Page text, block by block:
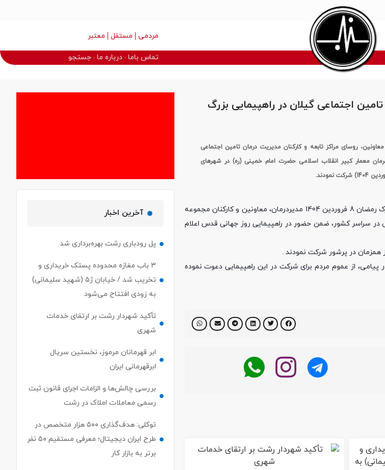
مردمی مستقل معتبر
تماس باما درباره ما جستجو
اجتماعی گیلان در راهپیمایی بزرگ
روسای مراکز تابعه و کارکنان مدیریت درمان تامین اجتماعی
معمار کبیر انقلاب اسلامی حضرت امام خمینی (ره) در شهرهای
به نقل از روابط عمومی مدیریت درمان تامین اجتماعی گیلان در آخرین جمعه ماه مبارک رمضان 8 فروردین 1404 مدیردرمان، معاونین و کارکنان مجموعه
سراسر کشور، ضمن حضور در راهپیمایی روز جهانی قدس اعلام
همزمان در پرشور شرکت نمودند .
از عموم مردم برای شرکت در این راهپیمایی دعوت نموده
آخرین اخبار
پل رودباری رشت بهره‌برداری شد
۳ باب مغازه محدوده پستک خریداری و
تخریب شد / خیابان ژ۵ (شهید سلیمانی)
به زودی افتتاح می‌شود
تأکید شهردار رشت بر ارتقای خدمات
شهری
ابر قهرمانان مرموز، نخستین سریال
ابرقهرمانی ایران
بررسی چالش‌ها و الزامات اجرای قانون ثبت
رسمی معاملات املاک در رشت
توکلی: هدف‌گذاری ۵۰۰ هزار متخصص در
طرح ایران دیجیتال؛ معرفی مستقیم ۵۰ نفر
برتر به بازار کار